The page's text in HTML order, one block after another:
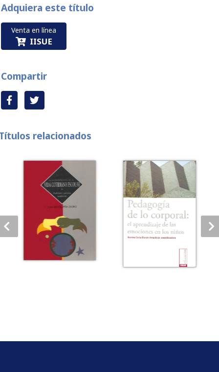
Adquiera este título
Venta en línea
IISUE
Compartir
relacionados